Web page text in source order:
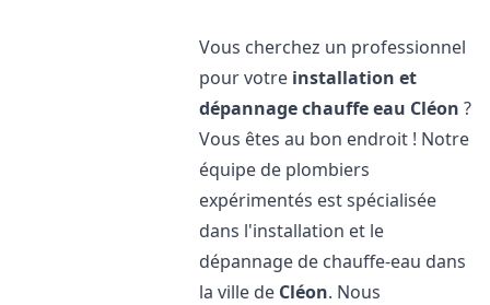
Vous cherchez un professionnel
pour votre installation et
dépannage chauffe eau Cléon ?
Vous êtes au bon endroit ! Notre
équipe de plombiers
expérimentés est spécialisée
dans l'installation et le
dépannage de chauffe-eau dans
la ville de Cléon. Nous